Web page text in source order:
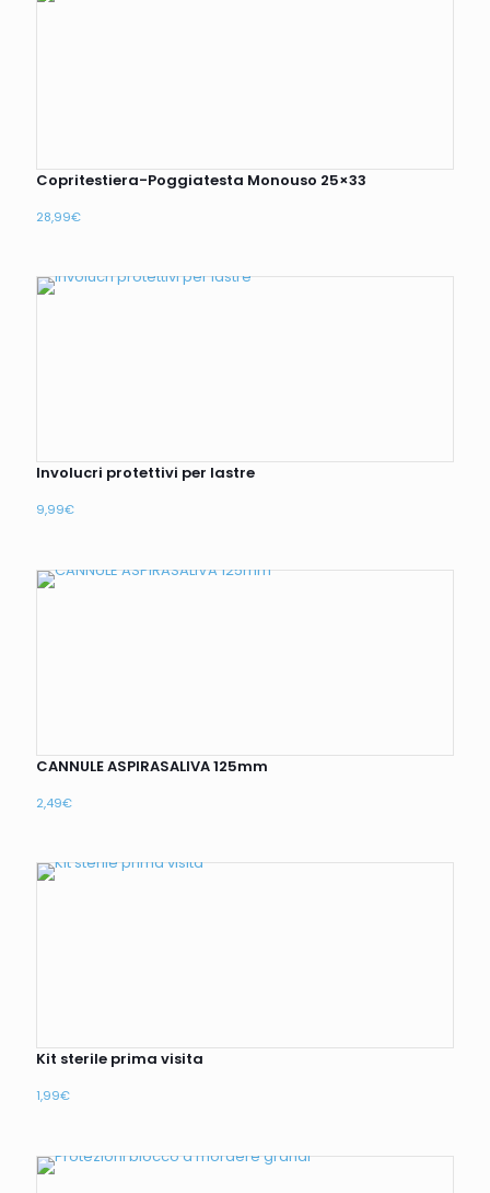
Copritestiera-Poggiatesta Monouso 25×33
28,99€
Involucri protettivi per lastre
9,99€
CANNULE ASPIRASALIVA 125mm
2,49€
Kit sterile prima visita
1,99€